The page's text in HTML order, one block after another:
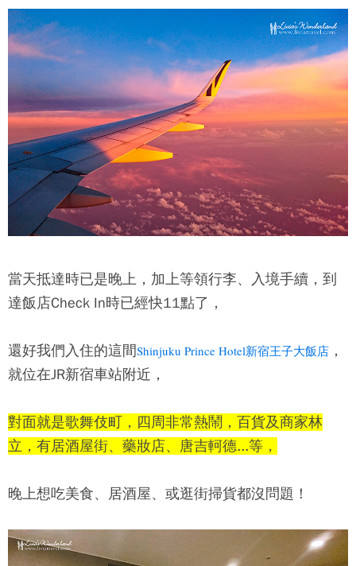
當天抵達時已是晚上，加上等領行李、入境手續，到
達飯店Check In時已經快11點了，
還好我們入住的這間Shinjuku Prince Hotel新宿王子大飯店 ，
就位在JR新宿車站附近，
對面就是歌舞伎町，四周非常熱鬧，百貨及商家林
立，有居酒屋街、藥妝店、唐吉軻德...等，
晚上想吃美食、居酒屋、或逛街掃貨都沒問題！